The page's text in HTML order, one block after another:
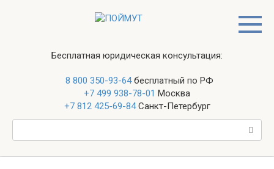
Бесплатная юридическая консультация:
8 800 350-93-64бесплатный по РФ
+7 499 938-78-01 Москва
+7 812 425-69-84Санкт-Петербург